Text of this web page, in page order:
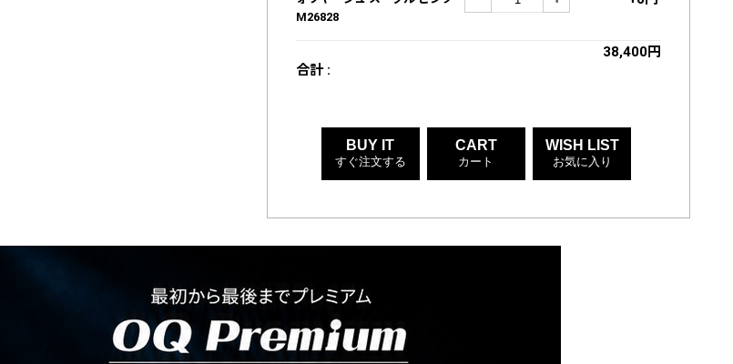
M26828
合計 :
38,400円
BUY IT
すぐ注文する
CART
カート
WISH LIST
お気に入り